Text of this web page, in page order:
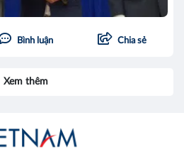
Bình luận Chia sẻ
Xem thêm